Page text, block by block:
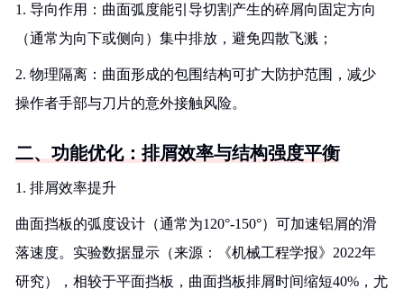
1. 导向作用：曲面弧度能引导切割产生的碎屑向固定方向
（通常为向下或侧向）集中排放，避免四散飞溅；
2. 物理隔离：曲面形成的包围结构可扩大防护范围，减少
操作者手部与刀片的意外接触风险。
二、功能优化：排屑效率与结构强度平衡
1. 排屑效率提升
曲面挡板的弧度设计（通常为120°-150°）可加速铝屑的滑
落速度。实验数据显示（来源：《机械工程学报》2022年
研究），相较于平面挡板，曲面挡板排屑时间缩短40%，尤